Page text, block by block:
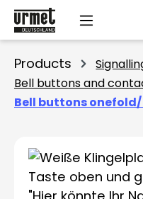
Skip to main content
Products
Bell buttons and
Bell buttons
Skip image gallery